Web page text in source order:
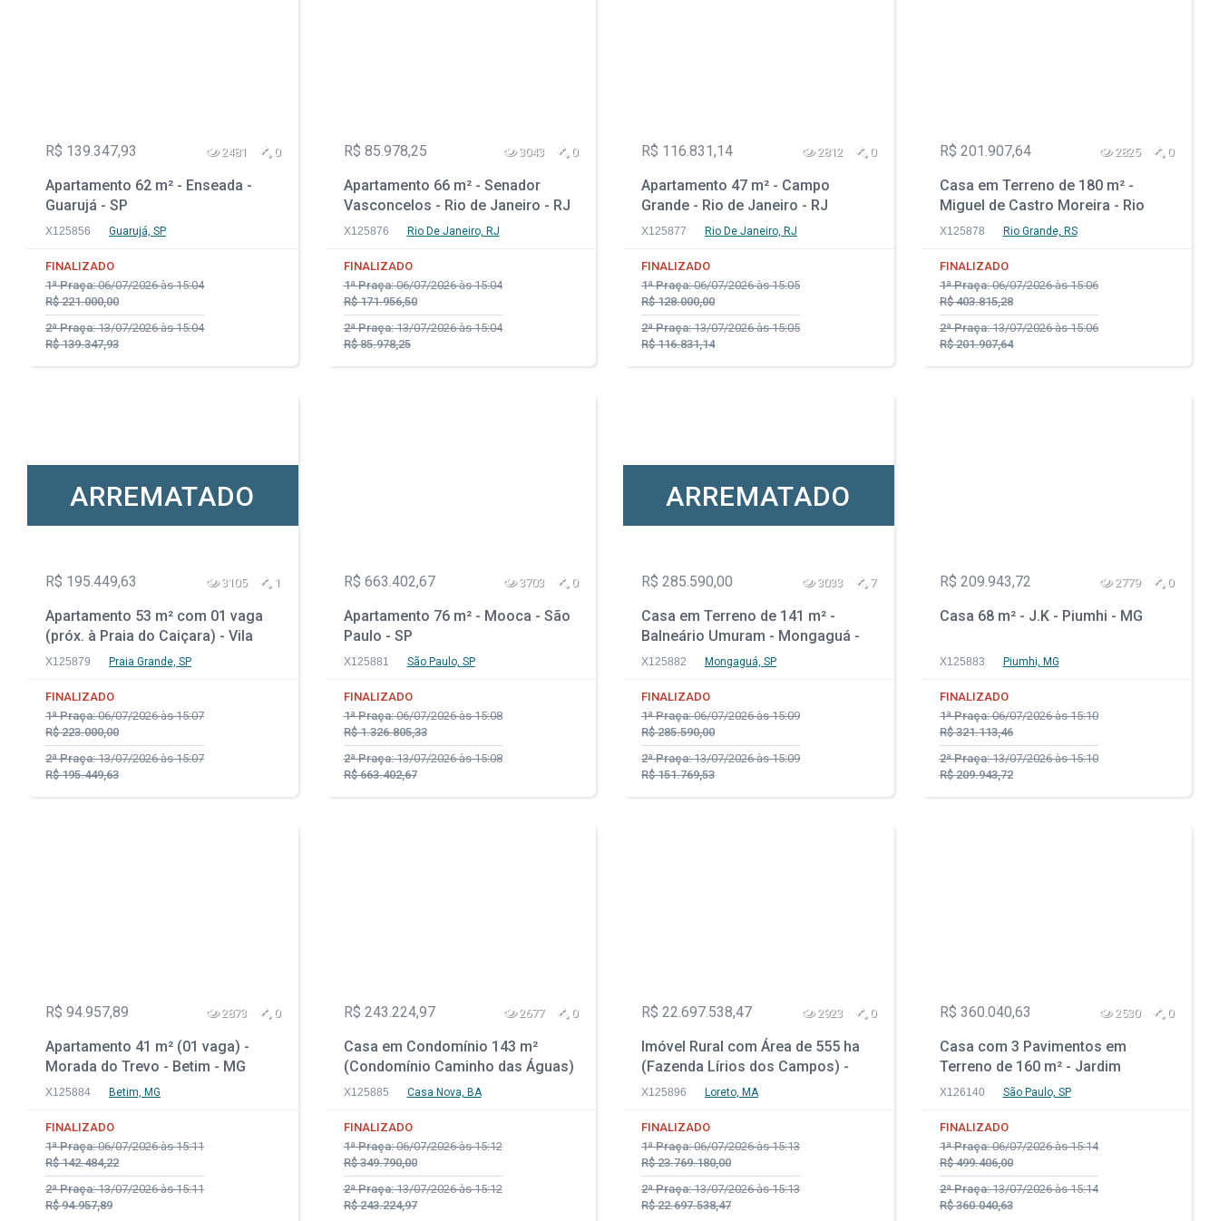
R$ 139.347,93 2481 0
Apartamento 62 m² - Enseada -
Guarujá - SP
X125856 Guarujá, SP
FINALIZADO
1ª Praça:06/07/2026 às 15:04
R$ 221.000,00
2ª Praça:13/07/2026 às 15:04
R$ 139.347,93
R$ 85.978,25 3043 0
Apartamento 66 m² - Senador
Vasconcelos - Rio de Janeiro - RJ
X125876 Rio De Janeiro, RJ
FINALIZADO
1ª Praça:06/07/2026 às 15:04
R$ 171.956,50
2ª Praça:13/07/2026 às 15:04
R$ 85.978,25
R$ 116.831,14 2812 0
Apartamento 47 m² - Campo
Grande - Rio de Janeiro - RJ
X125877 Rio De Janeiro, RJ
FINALIZADO
1ª Praça:06/07/2026 às 15:05
R$ 128.000,00
2ª Praça:13/07/2026 às 15:05
R$ 116.831,14
R$ 201.907,64 2825 0
Casa em Terreno de 180 m² -
Miguel de Castro Moreira - Rio
Grande - RS
X125878 Rio Grande, RS
FINALIZADO
1ª Praça:06/07/2026 às 15:06
R$ 403.815,28
2ª Praça:13/07/2026 às 15:06
R$ 201.907,64
ARREMATADO
R$ 195.449,63 3105 1
Apartamento 53 m² com 01 vaga
(próx. à Praia do Caiçara) - Vila
Caiçara - Praia Grande - SP
X125879 Praia Grande, SP
FINALIZADO
1ª Praça:06/07/2026 às 15:07
R$ 223.000,00
2ª Praça:13/07/2026 às 15:07
R$ 195.449,63
R$ 663.402,67 3703 0
Apartamento 76 m² - Mooca - São
Paulo - SP
X125881 São Paulo, SP
FINALIZADO
1ª Praça:06/07/2026 às 15:08
R$ 1.326.805,33
2ª Praça:13/07/2026 às 15:08
R$ 663.402,67
ARREMATADO
R$ 285.590,00 3033 7
Casa em Terreno de 141 m² -
Balneário Umuram - Mongaguá -
SP
X125882 Mongaguá, SP
FINALIZADO
1ª Praça:06/07/2026 às 15:09
R$ 285.590,00
2ª Praça:13/07/2026 às 15:09
R$ 151.769,53
R$ 209.943,72 2779 0
Casa 68 m² - J.K - Piumhi - MG
X125883 Piumhi, MG
FINALIZADO
1ª Praça:06/07/2026 às 15:10
R$ 321.113,46
2ª Praça:13/07/2026 às 15:10
R$ 209.943,72
R$ 94.957,89 2873 0
Apartamento 41 m² (01 vaga) -
Morada do Trevo - Betim - MG
X125884 Betim, MG
FINALIZADO
1ª Praça:06/07/2026 às 15:11
R$ 142.484,22
2ª Praça:13/07/2026 às 15:11
R$ 94.957,89
R$ 243.224,97 2677 0
Casa em Condomínio 143 m²
(Condomínio Caminho das Águas)
- Casa Nova - BA
X125885 Casa Nova, BA
FINALIZADO
1ª Praça:06/07/2026 às 15:12
R$ 349.790,00
2ª Praça:13/07/2026 às 15:12
R$ 243.224,97
R$ 22.697.538,47 2923 0
Imóvel Rural com Área de 555 ha
(Fazenda Lírios dos Campos) -
Loreto - MA
X125896 Loreto, MA
FINALIZADO
1ª Praça:06/07/2026 às 15:13
R$ 23.769.180,00
2ª Praça:13/07/2026 às 15:13
R$ 22.697.538,47
R$ 360.040,63 2530 0
Casa com 3 Pavimentos em
Terreno de 160 m² - Jardim
Maracanã - São Paulo - SP
X126140 São Paulo, SP
FINALIZADO
1ª Praça:06/07/2026 às 15:14
R$ 499.406,00
2ª Praça:13/07/2026 às 15:14
R$ 360.040,63